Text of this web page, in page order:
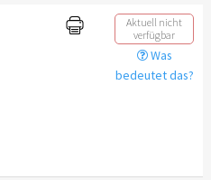
Aktuell nicht
verfügbar
Was
bedeutet das?